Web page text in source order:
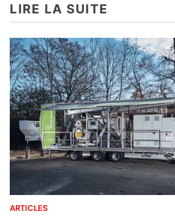
LIRE LA SUITE
ARTICLES